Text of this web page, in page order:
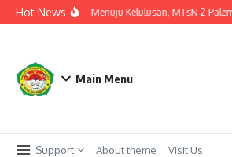
Lewati ke konten
Hot News
Langkah Akhir Menuju Kelulusan, MTsN 2
Main Menu
Support About theme Visit Us